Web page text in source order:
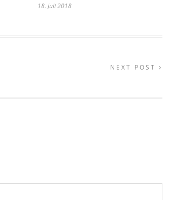
18. Juli 2018
NEXT POST